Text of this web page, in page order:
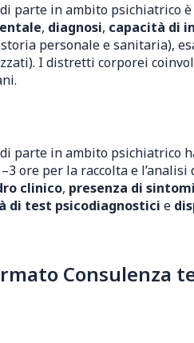
parte in ambito psichiatrico
, diagnosi, capacità di
personale e sanitaria),
I distretti corporei
parte in ambito psichiatrico
ore per la raccolta e
clinico, presenza di
di test psicodiagnostici e
Consulenza